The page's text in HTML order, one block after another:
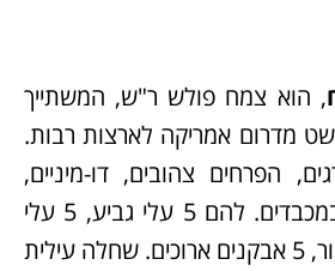
, הוא צמח פולש ר"ש, המשתייך
מדרום אמריקה לארצות רבות.
הפרחים צהובים, דו-מיניים,
צינוריים, מסודרים במכבדים. להם 5 עלי גביע, 5 עלי
כותרת מאוחים לצינור, 5 אבקנים ארוכים. שחלה עילית